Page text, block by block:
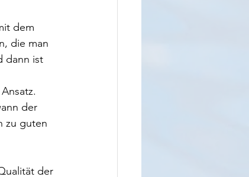
dem
die man
dann ist
der
zu guten
der